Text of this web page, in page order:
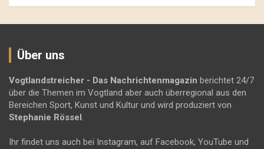
Über uns
Vogtlandstreicher - Das Nachrichtenmagazin berichtet 24/7
über die Themen im Vogtland aber auch überregional aus den
Bereichen Sport, Kunst und Kultur und wird produziert von
Stephanie Rössel .
Ihr findet uns auch bei Instagram, auf Facebook, YouTube und